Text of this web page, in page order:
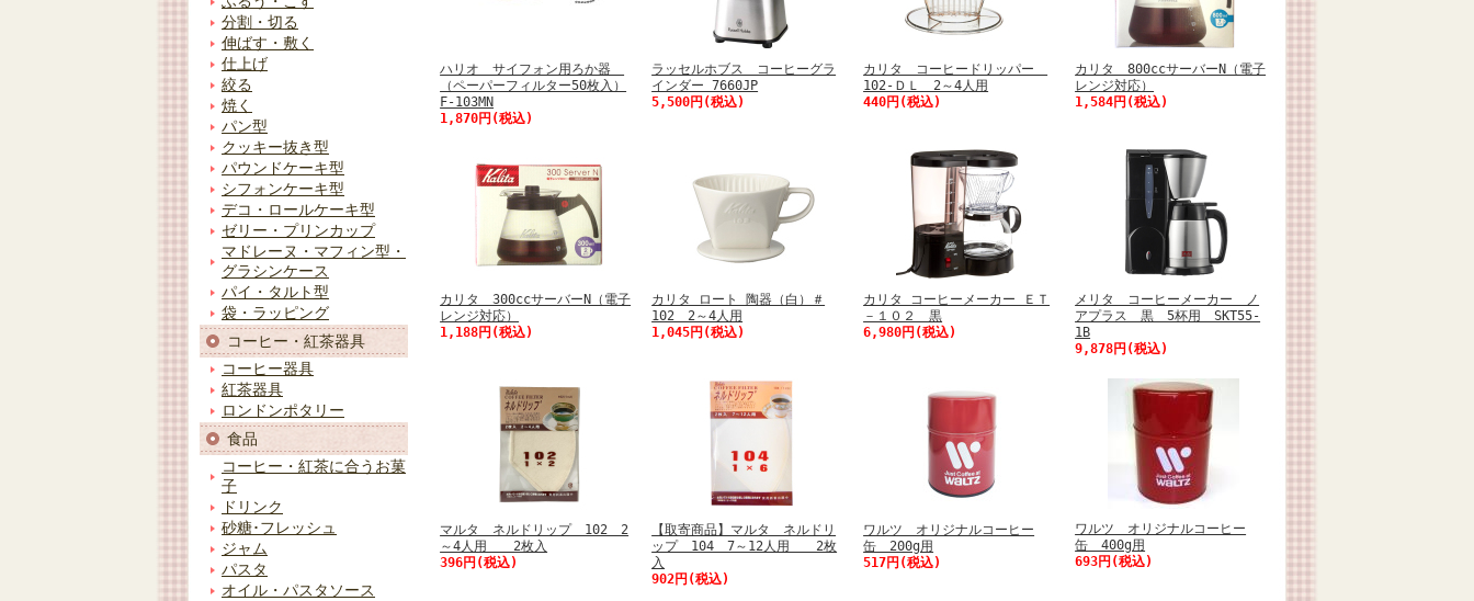
分割・切る
伸ばす・敷く
仕上げ
絞る
焼く
パン型
クッキー抜き型
パウンドケーキ型
シフォンケーキ型
デコ・ロールケーキ型
ゼリー・プリンカップ
マドレーヌ・マフィン型・
グラシンケース
パイ・タルト型
袋・ラッピング
コーヒー・紅茶器具
コーヒー器具
紅茶器具
ロンドンポタリー
食品
コーヒー・紅茶に合うお菓
子
ドリンク
砂糖･フレッシュ
ジャム
パスタ
オイル・パスタソース
ハリオ サイフォン用ろか器
（ペーパーフィルター50枚入）
F-103MN
1,870円(税込)
ラッセルホブス コーヒーグラ
インダー 7660JP
5,500円(税込)
カリタ コーヒードリッパー
102-ＤＬ 2～4人用
440円(税込)
カリタ 800ccサーバーN（電子
レンジ対応）
1,584円(税込)
カリタ 300ccサーバーN（電子
レンジ対応）
1,188円(税込)
カリタ ロート 陶器（白）＃
102 2～4人用
1,045円(税込)
カリタ コーヒーメーカー ＥＴ
－１０２ 黒
6,980円(税込)
メリタ コーヒーメーカー ノ
アプラス 黒 5杯用 SKT55-
1B
9,878円(税込)
マルタ ネルドリップ 102 2
～4人用 2枚入
396円(税込)
【取寄商品】マルタ ネルドリ
ップ 104 7～12人用 2枚
入
902円(税込)
ワルツ オリジナルコーヒー
缶 200g用
517円(税込)
ワルツ オリジナルコーヒー
缶 400g用
693円(税込)